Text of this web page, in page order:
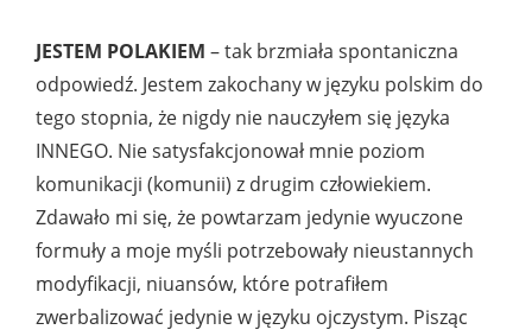
JESTEM POLAKIEM – tak brzmiała spontaniczna
odpowiedź. Jestem zakochany w języku polskim do
tego stopnia, że nigdy nie nauczyłem się języka
INNEGO. Nie satysfakcjonował mnie poziom
komunikacji (komunii) z drugim człowiekiem.
Zdawało mi się, że powtarzam jedynie wyuczone
formuły a moje myśli potrzebowały nieustannych
modyfikacji, niuansów, które potrafiłem
zwerbalizować jedynie w języku ojczystym. Pisząc